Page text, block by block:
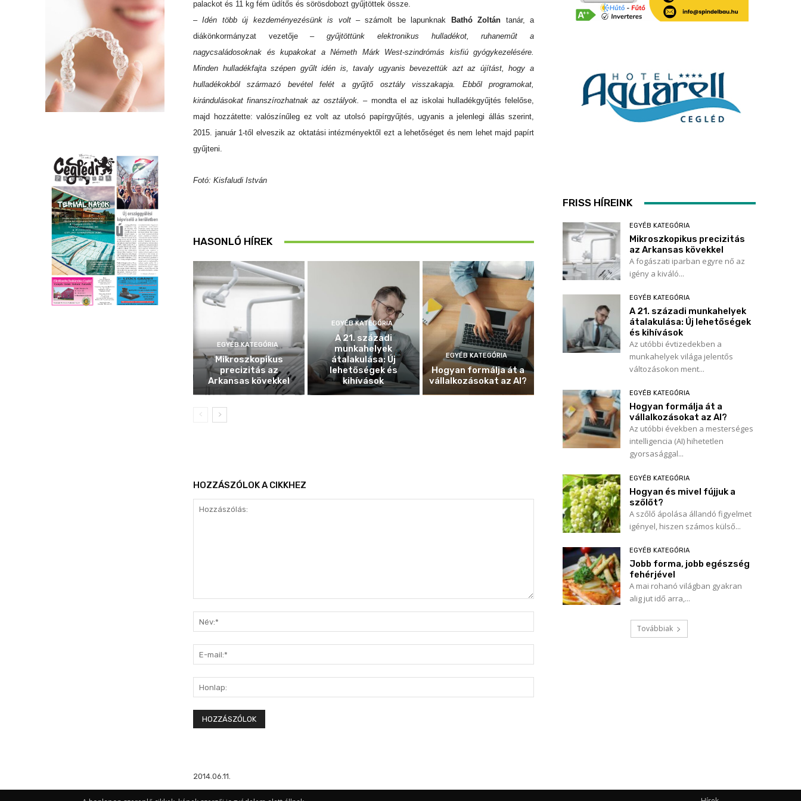
palackot és 11 kg fém üdítős és sörösdobozt gyűjtöttek össze.
– Idén több új kezdeményezésünk is volt– számolt be lapunknak Bathó Zoltán tanár, a
diákönkormányzat vezetője– gyűjtöttünk elektronikus hulladékot, ruhaneműt a
nagycsaládosoknak és kupakokat a Németh Márk West-szindrómás kisfiú gyógykezelésére.
Minden hulladékfajta szépen gyűlt idén is, tavaly ugyanis bevezettük azt az újítást, hogy a
hulladékokból származó bevétel felét a gyűjtő osztály visszakapja. Ebből programokat,
kirándulásokat finanszírozhatnak az osztályok. – mondta el az iskolai hulladékgyűjtés felelőse,
majd hozzátette: valószínűleg ez volt az utolsó papírgyűjtés, ugyanis a jelenlegi állás szerint,
2015. január 1-től elveszik az oktatási intézményektől ezt a lehetőséget és nem lehet majd papírt
gyűjteni.
Fotó: Kisfaludi István
HASONLÓ HÍREK
EGYÉB KATEGÓRIA
Mikroszkopikus
precizitás az
Arkansas kövekkel
EGYÉB KATEGÓRIA
A 21. századi
munkahelyek
átalakulása: Új
lehetőségek és
kihívások
EGYÉB KATEGÓRIA
Hogyan formálja át a
vállalkozásokat az AI?
HOZZÁSZÓLOK A CIKKHEZ
mail:*
FRISS HÍREINK
EGYÉB KATEGÓRIA
Mikroszkopikus precizitás
az Arkansas kövekkel
A fogászati iparban egyre nő az
igény a kiváló...
EGYÉB KATEGÓRIA
A 21. századi munkahelyek
átalakulása: Új lehetőségek
és kihívások
Az utóbbi évtizedekben a
munkahelyek világa jelentős
változásokon ment...
EGYÉB KATEGÓRIA
Hogyan formálja át a
vállalkozásokat az AI?
Az utóbbi években a mesterséges
intelligencia (AI) hihetetlen
gyorsasággal...
EGYÉB KATEGÓRIA
Hogyan és mivel fújjuk a
szőlőt?
A szőlő ápolása állandó figyelmet
igényel, hiszen számos külső...
EGYÉB KATEGÓRIA
Jobb forma, jobb egészség
fehérjével
A mai rohanó világban gyakran
alig jut idő arra,...
Továbbiak
2014.06.11.